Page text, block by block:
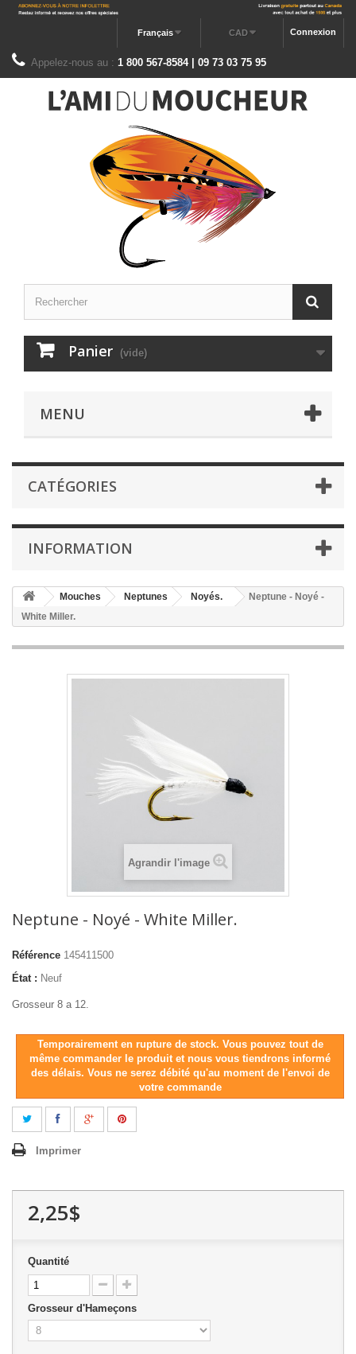
Connexion
CAD
Français
Appelez-nous au : 1 800 567-8584 | 09 73 03 75 95
Panier (vide)
MENU
CATÉGORIES
INFORMATION
Mouches Neptunes Noyés.
Neptune - Noyé -
White Miller.
Agrandir l'image
Neptune - Noyé - White Miller.
Référence 145411500
État : Neuf
Grosseur 8 a 12.
Temporairement en rupture de stock. Vous pouvez tout de
même commander le produit et nous vous tiendrons informé
des délais. Vous ne serez débité qu'au moment de l'envoi de
votre commande
Imprimer
2,25$
Quantité
Grosseur d'Hameçons